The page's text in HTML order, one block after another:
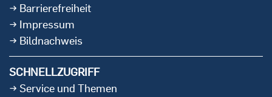
Barrierefreiheit
Impressum
Bildnachweis
SCHNELLZUGRIFF
Service und Themen